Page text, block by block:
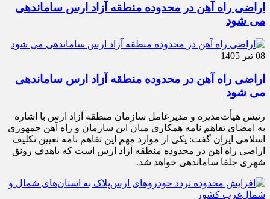
اراضی راه آهن در محدوده منطقه آزاد ارس ساماندهی
می شود
08 تیر 1405
اراضی راه آهن در محدوده منطقه آزاد ارس ساماندهی
می شود
رئیس هیأت‌مدیره و مدیرعامل سازمان منطقه آزاد ارس با اشاره
به امضای تفاهم نامه همکاری میان این سازمان و راه آهن جمهوری
اسلامی ایران گفت: یکی از موارد مهم این تفاهم نامه تعیین تکلیف
اراضی راه آهن در محدوده منطقه آزاد ارس است که باهدف رونق
شهری جلفا ساماندهی خواهد شد.